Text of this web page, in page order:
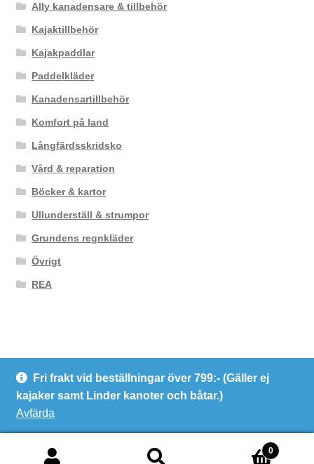
Fri frakt vid beställningar över 799:- (Gäller ej
kajaker samt Linder kanoter och båtar.)
Avfärda
Ally kanadensare & tillbehör
Kajaktillbehör
Kajakpaddlar
Paddelkläder
Kanadensartillbehör
Komfort på land
Långfärdsskridsko
Vård & reparation
Böcker & kartor
Ullunderställ & strumpor
Grundens regnkläder
Övrigt
REA
© Kanotcentrum Göteborg AB
Integritetspolicy
0